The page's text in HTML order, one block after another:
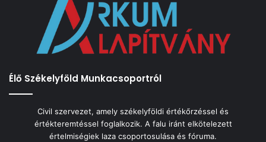
Élő Székelyföld Munkacsoportról
Civil szervezet, amely székelyföldi értékőrzéssel és
értékteremtéssel foglalkozik. A falu iránt elkötelezett
értelmiségiek laza csoportosulása és fóruma.